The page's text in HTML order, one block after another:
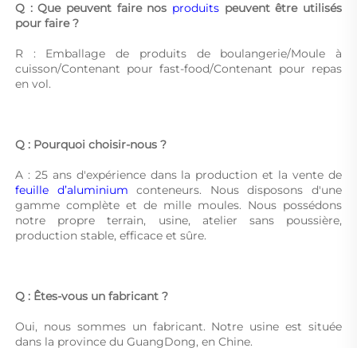
Q : Que peuvent faire nos produits peuvent être utilisés
pour faire ?
R : Emballage de produits de boulangerie/Moule à
cuisson/Contenant pour fast-food/Contenant pour repas
en vol.
Q : Pourquoi choisir-nous ?
feuille d’aluminium conteneurs. Nous disposons d'une
gamme complète et de mille moules. Nous possédons
notre propre terrain, usine, atelier sans poussière,
production stable, efficace et sûre.
Q : Êtes-vous un fabricant ?
Oui, nous sommes un fabricant. Notre usine est située
dans la province du GuangDong, en Chine.